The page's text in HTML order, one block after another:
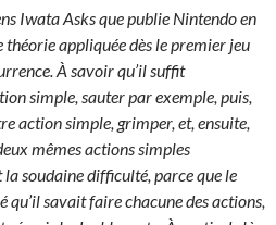
Iwata Asks que publie Nintendo en
appliquée dès le premier jeu
À savoir qu’il suffit
simple, sauter par exemple, puis,
action simple, grimper, et, ensuite,
mêmes actions simples
soudaine difficulté, parce que le
savait faire chacune des actions,